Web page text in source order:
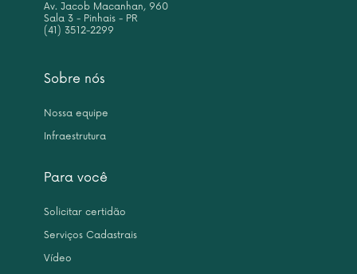
Sobre nós
Nossa equipe
Infraestrutura
Para você
Solicitar certidão
Serviços Cadastrais
Vídeo
Av. Jacob Macanhan, 960
Sala 3 - Pinhais - PR
(41) 3512-2299